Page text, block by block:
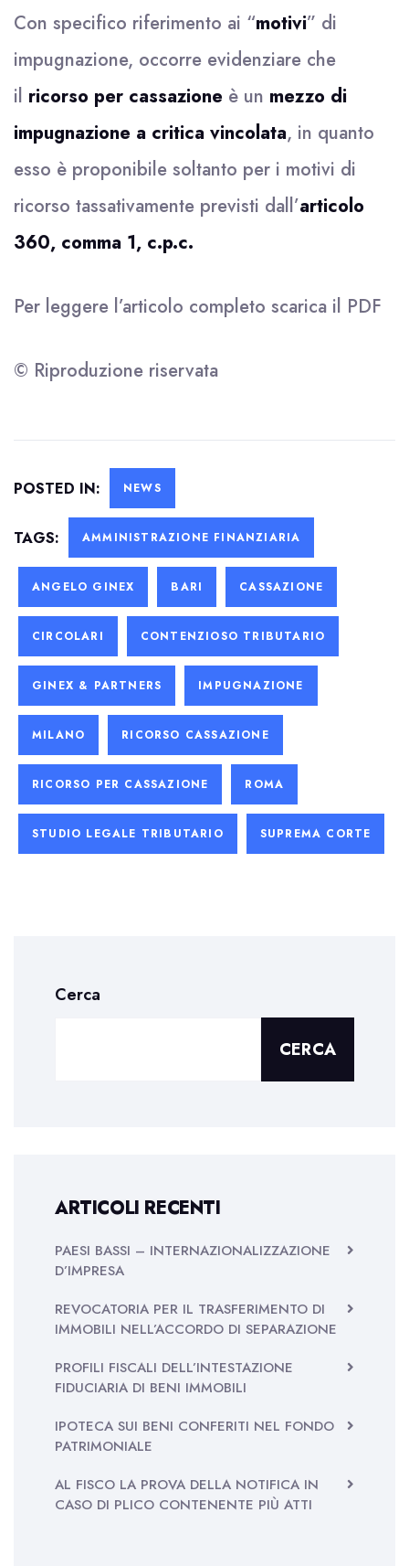
Con specifico riferimento ai “motivi” di
impugnazione, occorre evidenziare che
il ricorso per cassazione è un mezzo di
impugnazione a critica vincolata, in quanto
esso è proponibile soltanto per i motivi di
ricorso tassativamente previsti dall’articolo
360, comma 1, c.p.c.
Per leggere l’articolo completo scarica il PDF
© Riproduzione riservata
POSTED IN: NEWS
TAGS: AMMINISTRAZIONE FINANZIARIA
ANGELO GINEX BARI CASSAZIONE
CIRCOLARI CONTENZIOSO TRIBUTARIO
GINEX & PARTNERS IMPUGNAZIONE
MILANO RICORSO CASSAZIONE
RICORSO PER CASSAZIONE ROMA
STUDIO LEGALE TRIBUTARIO SUPREMA CORTE
Cerca
CERCA
ARTICOLI RECENTI
PAESI BASSI – INTERNAZIONALIZZAZIONE
D’IMPRESA
REVOCATORIA PER IL TRASFERIMENTO DI
IMMOBILI NELL’ACCORDO DI SEPARAZIONE
PROFILI FISCALI DELL’INTESTAZIONE
FIDUCIARIA DI BENI IMMOBILI
IPOTECA SUI BENI CONFERITI NEL FONDO
PATRIMONIALE
AL FISCO LA PROVA DELLA NOTIFICA IN
CASO DI PLICO CONTENENTE PIÙ ATTI